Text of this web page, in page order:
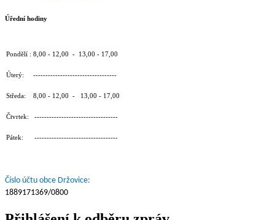
Úřední hodiny
Pondělí : 8,00 - 12,00 - 13,00 - 17,00
Úterý: ----------------------------------
Středa: 8,00 - 12,00 - 13,00 - 17,00
Čtvrtek: ----------------------------------
Pátek: ----------------------------------
Číslo účtu obce Držovice:
1889171369/0800